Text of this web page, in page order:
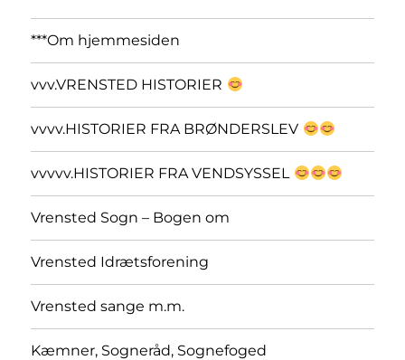
***Om hjemmesiden
vvv.VRENSTED HISTORIER
vvvv.HISTORIER FRA BRØNDERSLEV
vvvvv.HISTORIER FRA VENDSYSSEL
Vrensted Sogn – Bogen om
Vrensted Idrætsforening
Vrensted sange m.m.
Kæmner, Sogneråd, Sognefoged